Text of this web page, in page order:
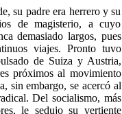
su padre era herrero y su
de magisterio, a cuyo
demasiado largos, pues
viajes. Pronto tuvo
de Suiza y Austria,
próximos al movimiento
sin embargo, se acercó al
Del socialismo, más
le sedujo su vertiente